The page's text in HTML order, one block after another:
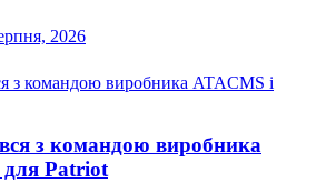
2026
з командою виробника
для Patriot